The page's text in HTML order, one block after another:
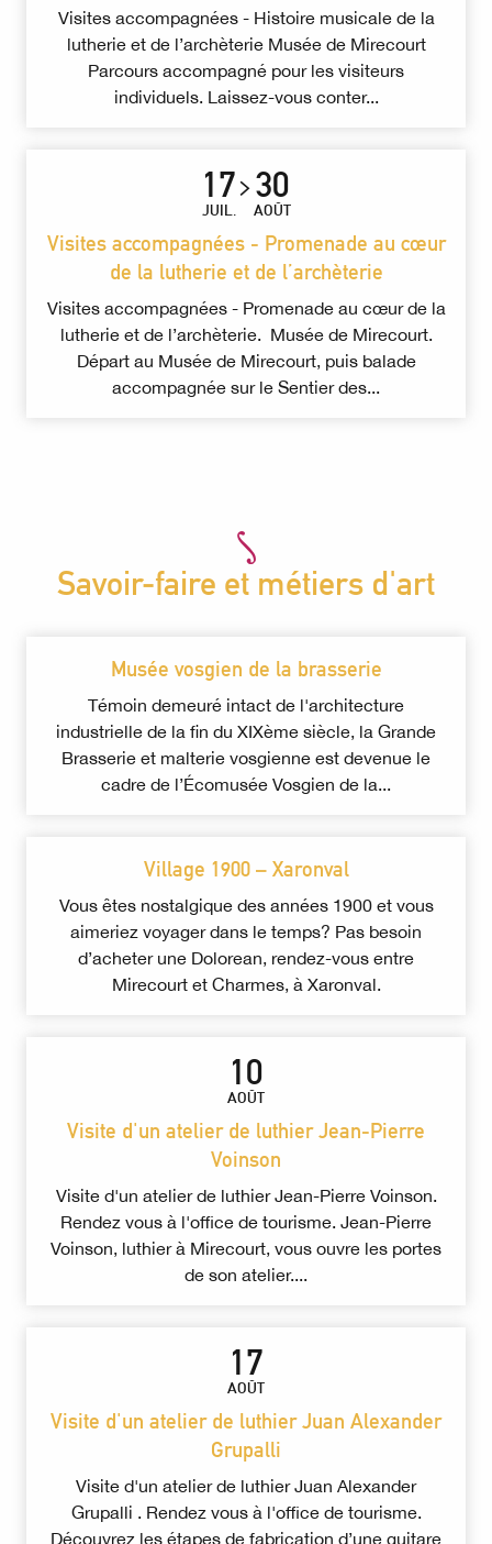
Visites accompagnées - Histoire musicale de la
lutherie et de l’archèterie Musée de Mirecourt
Parcours accompagné pour les visiteurs
individuels. Laissez-vous conter...
17
JUIL.
30
AOÛT
Visites accompagnées - Promenade au cœur
de la lutherie et de l’archèterie
Visites accompagnées - Promenade au cœur de la
lutherie et de l’archèterie. Musée de Mirecourt.
Départ au Musée de Mirecourt, puis balade
accompagnée sur le Sentier des...
Savoir-faire et métiers d'art
Musée vosgien de la brasserie
Témoin demeuré intact de l'architecture
industrielle de la fin du XIXème siècle, la Grande
Brasserie et malterie vosgienne est devenue le
cadre de l’Écomusée Vosgien de la...
Village 1900 – Xaronval
Vous êtes nostalgique des années 1900 et vous
aimeriez voyager dans le temps? Pas besoin
d’acheter une Dolorean, rendez-vous entre
Mirecourt et Charmes, à Xaronval.
10
AOÛT
Visite d'un atelier de luthier Jean-Pierre
Voinson
Visite d'un atelier de luthier Jean-Pierre Voinson.
Rendez vous à l'office de tourisme. Jean-Pierre
Voinson, luthier à Mirecourt, vous ouvre les portes
de son atelier....
17
AOÛT
Visite d'un atelier de luthier Juan Alexander
Grupalli
Visite d'un atelier de luthier Juan Alexander
Grupalli . Rendez vous à l'office de tourisme.
Découvrez les étapes de fabrication d’une guitare